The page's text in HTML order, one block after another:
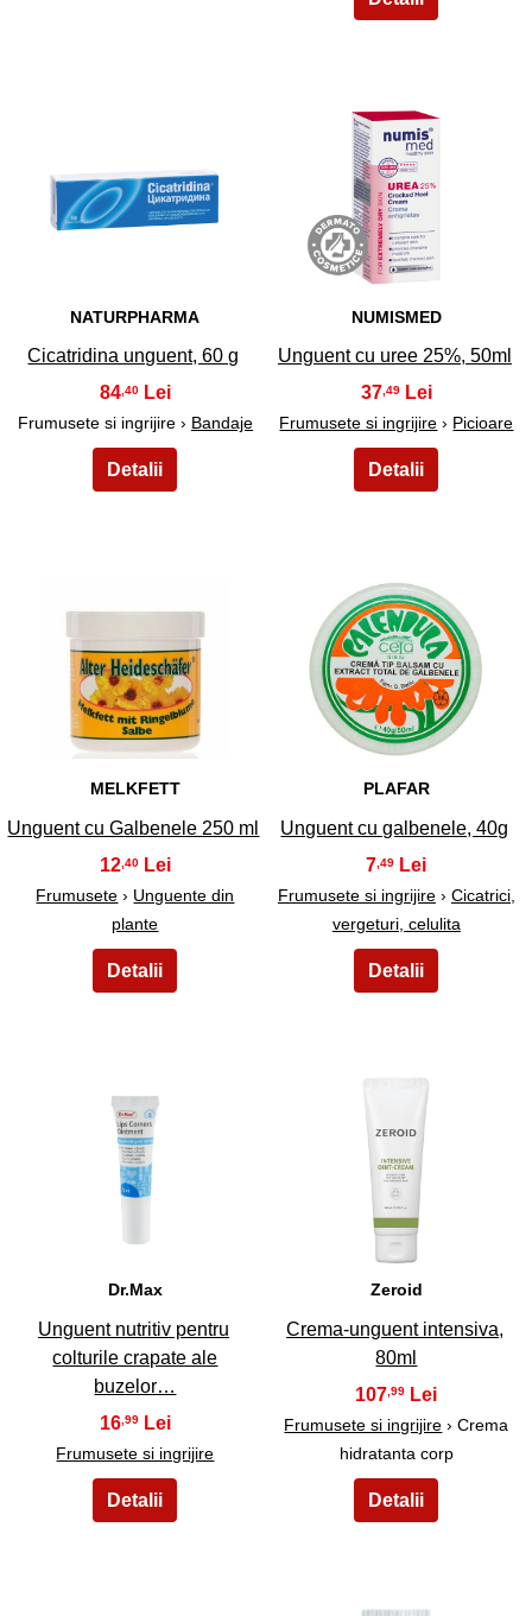
7
NATURPHARMA
Cicatridina unguent, 60 g
84,40
Frumusete si ingrijire › Bandaje
8
NUMISMED
Unguent cu uree 25%, 50ml
37,49
Frumusete si ingrijire › Picioare
9
MELKFETT
Unguent cu Galbenele 250 ml
12 ,40
Frumusete › Unguente din
plante
10
PLAFAR
Unguent cu galbenele, 40g
7 ,49
Frumusete si ingrijire› Cicatrici,
vergeturi, celulita
11
Dr.Max
Unguent nutritiv pentru
colturile crapate ale
buzelor…
16,99
Frumusete si ingrijire
12
Zeroid
Crema-unguent intensiva,
80ml
107,99
Frumusete si ingrijire › Crema
hidratanta corp